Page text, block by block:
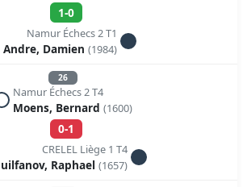
1-0
Namur Échecs 2 T1
Andre, Damien (1984)
26
Namur Échecs 2 T4
Moens, Bernard (1600)
0-1
CRELEL Liège 1 T4
Raphael (1657)